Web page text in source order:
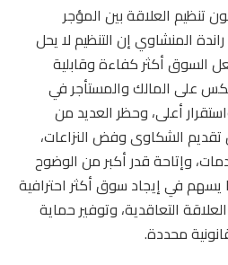
تنظيم العلاقة بين المؤجر
المنشاوي إن التنظيم لا يحل
السوق أكثر كفاءة وقابلية
على المالك والمستأجر في
أعلى، وحظر العديد من
تقديم الشكاوى وفض النزاعات،
وإتاحة قدر أكبر من الوضوح
يسهم في إيجاد سوق أكثر احترافية
التعاقدية، وتوفير حماية
محددة.